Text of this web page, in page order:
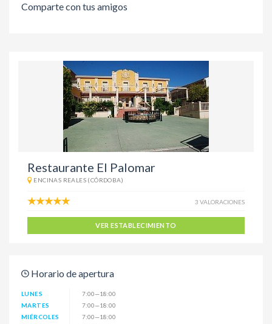
Comparte con tus amigos
Restaurante El Palomar
ENCINAS REALES (CÓRDOBA)
3 VALORACIONES
VER ESTABLECIMIENTO
Horario de apertura
LUNES
7:00—18:00
MARTES
7:00—18:00
MIÉRCOLES
7:00—18:00